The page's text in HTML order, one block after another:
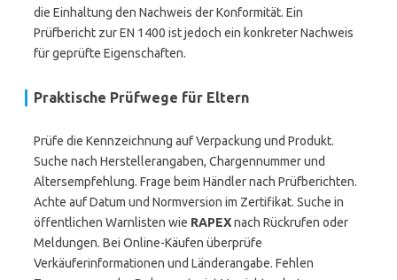
die Einhaltung den Nachweis der Konformität. Ein
Prüfbericht zur EN 1400 ist jedoch ein konkreter Nachweis
für geprüfte Eigenschaften.
Praktische Prüfwege für Eltern
Prüfe die Kennzeichnung auf Verpackung und Produkt.
Suche nach Herstellerangaben, Chargennummer und
Altersempfehlung. Frage beim Händler nach Prüfberichten.
Achte auf Datum und Normversion im Zertifikat. Suche in
öffentlichen Warnlisten wie RAPEXnach Rückrufen oder
Meldungen. Bei Online-Käufen überprüfe
Verkäuferinformationen und Länderangabe. Fehlen